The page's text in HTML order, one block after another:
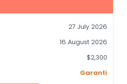
27 July 2026
16 August 2026
$2,300
Garanti